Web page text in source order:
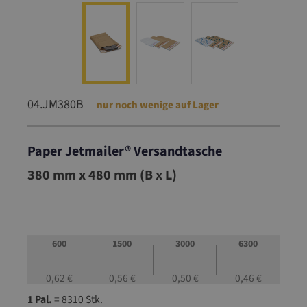
04.JM380B nur noch wenige auf Lager
Paper Jetmailer® Versandtasche
04.JM380B
380 mm x 480 mm (B x L)
600
0,62 €
1500
0,56 €
3000
0,50 €
6300
0,46 €
1 Pal.= 8310 Stk.